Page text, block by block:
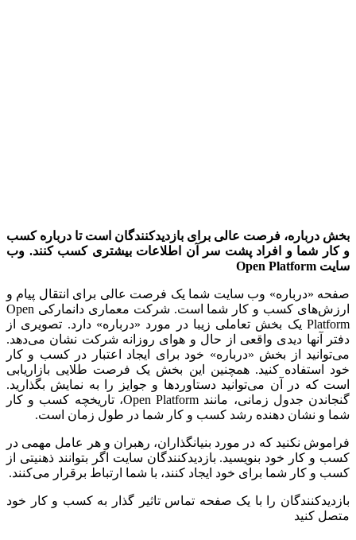
بخش درباره، فرصت عالی برای بازدیدکنندگان است تا درباره کسب
و کار شما و افراد پشت سر آن اطلاعات بیشتری کسب کنند. وب
سایت Open Platform
صفحه «درباره» وب سایت شما یک فرصت عالی برای انتقال پیام و
ارزش‌های کسب و کار شما است. شرکت معماری دانمارکی Open
Platform یک بخش تعاملی زیبا در مورد «درباره» دارد. تصویری از
دفتر آنها دیدی واقعی از حال و هوای روزانه شرکت نشان می‌دهد.
می‌توانید از بخش «درباره» خود برای ایجاد اعتبار در کسب و کار
خود استفاده کنید. همچنین این بخش یک فرصت طلایی بازاریابی
است که در آن می‌توانید دستاوردها و جوایز را به نمایش بگذارید.
گنجاندن جدول زمانی، مانند Open Platform، تاریخچه کسب و کار
شما و نشان دهنده رشد کسب و کار شما در طول زمان است.
فراموش نکنید که در مورد بنیانگذاران، رهبران و هر عامل مهمی در
کسب و کار خود بنویسید. بازدیدکنندگان سایت اگر بتوانند ذهنیتی از
کسب و کار شما برای خود ایجاد کنند، با شما ارتباط برقرار می‌کنند.
بازدیدکنندگان را با یک صفحه تماس تاثیر گذار به کسب و کار خود
متصل کنید